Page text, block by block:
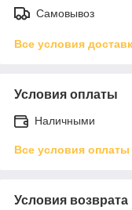
Самовывоз
Все условия
Условия оплаты
Наличными
Все условия оплаты
Условия возврата